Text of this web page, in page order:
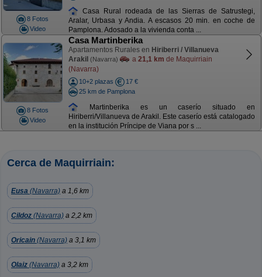
8 Fotos
Video
Casa Rural rodeada de las Sierras de Satrustegi,
Aralar, Urbasa y Andia. A escasos 20 min. en coche de
Pamplona. Adosado a la vivienda conta ...
8 Fotos
Video
Casa Martinberika
Apartamentos Rurales en Hiriberri / Villanueva
Arakil (Navarra) a 21,1 km de Maquirriain
(Navarra)
10+2 plazas
17 €
25 km de Pamplona
Martinberika es un caserío situado en
Hiriberri/Villanueva de Arakil. Este caserío está catalogado
en la institución Príncipe de Viana por s ...
Cerca de Maquirriain:
Eusa (Navarra) a 1,6 km
Cildoz (Navarra) a 2,2 km
Oricain (Navarra) a 3,1 km
Olaiz (Navarra) a 3,2 km